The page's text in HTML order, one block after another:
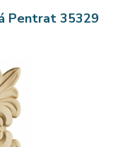
Pentrat 35329